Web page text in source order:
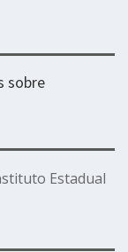
sobre
Estadual